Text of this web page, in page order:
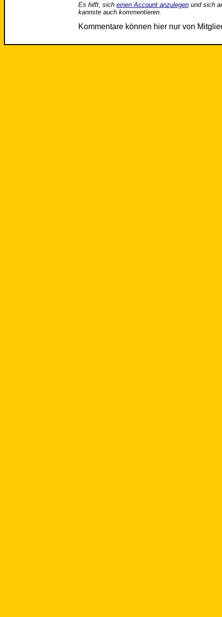
Es hilft, sich einen Account anzulegenund sich
kannste auch kommentieren.
Kommentare können hier nur von